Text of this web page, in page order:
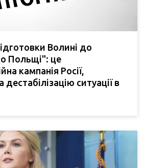
Волині до
Польщі": це
кампанія Росії,
ситуації в